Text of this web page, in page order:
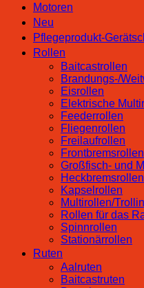
Motoren
Neu
Pflegeprodukt-
Rollen
Baitcastrollen
Brandungs-/
Eisrollen
Elektrische
Feederrollen
Fliegenrollen
Freilaufrollen
Frontbremsrollen
Großfisch- und
Heckbremsrollen
Kapselrollen
Multirollen/
Rollen für das
Spinnrollen
Stationärrollen
Ruten
Aalruten
Baitcastruten